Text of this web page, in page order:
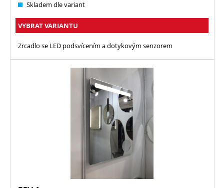
Skladem dle variant
VYBRAT VARIANTU
Zrcadlo se LED podsvícením a dotykovým senzorem